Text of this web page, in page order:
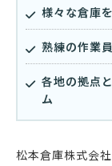
様々な倉庫
熟練の作業
各地の拠点
ム
松本倉庫株式会